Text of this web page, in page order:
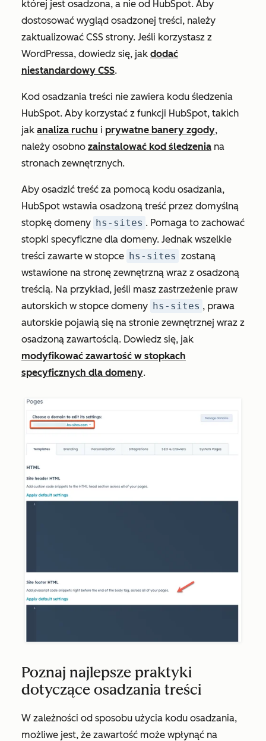
której jest osadzona, a nie od HubSpot. Aby
dostosować wygląd osadzonej treści, należy
zaktualizować CSS strony. Jeśli korzystasz z
WordPressa, dowiedz się, jak dodać
niestandardowy CSS.
Kod osadzania treści nie zawiera kodu śledzenia
HubSpot. Aby korzystać z funkcji HubSpot, takich
jak analiza ruchu i prywatne banery zgody,
należy osobno zainstalować kod śledzenia na
stronach zewnętrznych.
Aby osadzić treść za pomocą kodu osadzania,
HubSpot wstawia osadzoną treść przez domyślną
stopkę domeny hs-sites . Pomaga to zachować
stopki specyficzne dla domeny. Jednak wszelkie
treści zawarte w stopce hs-sites zostaną
wstawione na stronę zewnętrzną wraz z osadzoną
treścią. Na przykład, jeśli masz zastrzeżenie praw
autorskich w stopce domeny hs-sites , prawa
autorskie pojawią się na stronie zewnętrznej wraz z
osadzoną zawartością. Dowiedz się, jak
modyfikować zawartość w stopkach
specyficznych dla domeny.
Poznaj najlepsze praktyki
dotyczące osadzania treści
W zależności od sposobu użycia kodu osadzania,
możliwe jest, że zawartość może wpłynąć na